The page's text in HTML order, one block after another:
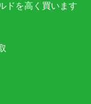
ドを高く買います